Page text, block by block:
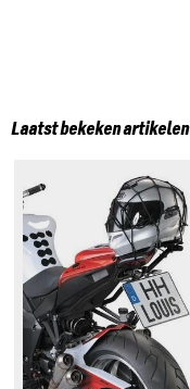
Laatst bekeken artikelen